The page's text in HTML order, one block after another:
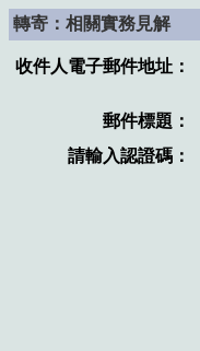
轉寄：相關實務見解
收件人電子郵件地址：
郵件標題：
請輸入認證碼：